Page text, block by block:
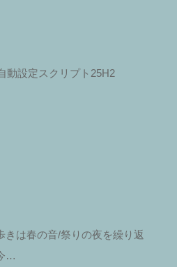
動設定スクリプト25H2
きは春の音/祭りの夜を繰り返
…